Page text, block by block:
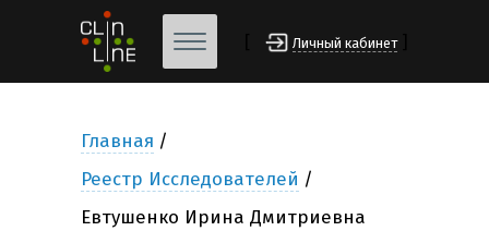
Личный кабинет
Главная
Реестр Исследователей
Евтушенко Ирина Дмитриевна